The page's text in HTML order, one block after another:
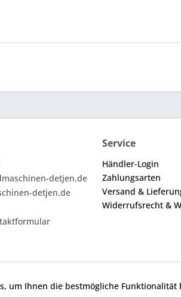
detjen.de
detjen.de
Service
Händler-Login
Zahlungsarten
Versand &
Widerrufsrecht &
um Ihnen die bestmögliche Funktionalität